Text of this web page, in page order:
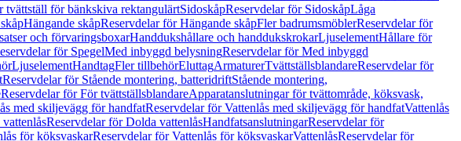
tvättställ för bänkskiva rektangulärtSidoskåpReservdelar för SidoskåpLåga
Hängande skåpReservdelar för Hängande skåpFler badrumsmöblerReservdelar för
och förvaringsboxarHanddukshållare och handdukskrokarLjuselementHållare för
för SpegelMed inbyggd belysningReservdelar för Med inbyggd
LjuselementHandtagFler tillbehörEluttagArmaturerTvättställsblandareReservdelar för
Reservdelar för Stående montering, batteridriftStående montering,
Reservdelar för För tvättställsblandareApparatanslutningar för tvättområde, köksvask,
med skiljevägg för handfatReservdelar för Vattenlås med skiljevägg för handfatVattenlås
Reservdelar för Dolda vattenlåsHandfatsanslutningarReservdelar för
för köksvaskarReservdelar för Vattenlås för köksvaskarVattenlåsReservdelar för